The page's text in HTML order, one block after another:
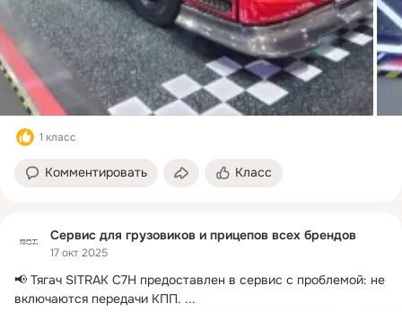
1 класс
Комментировать Класс
Сервис для грузовиков и прицепов всех брендов
17 окт 2025
📢 Тягач SITRAK C7H предоставлен в сервис с проблемой: не
включаются передачи КПП. ...